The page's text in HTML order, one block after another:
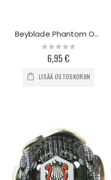
Beyblade Phantom Orion
Rating:
0%6,95 €
LISÄÄ OSTOSKORIIN